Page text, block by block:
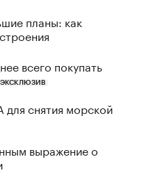
планы: как
всего покупать
ЭКСКЛЮЗИВ
снятия морской
выражение о